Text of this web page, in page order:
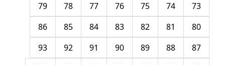
73
74
75
76
77
78
79
80
81
82
83
84
85
86
87
88
89
90
91
92
93